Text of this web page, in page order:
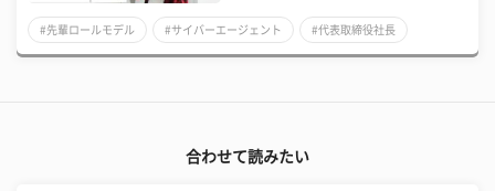
#先輩ロールモデル #サイバーエージェント #代表取締役社長
合わせて読みたい